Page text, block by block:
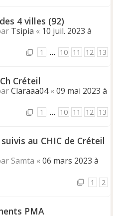
4 villes (92)
Tsipia « 10 juil. 2023 à
1 … 10 11 12 13
Créteil
Claraaa04«09 mai 2023 à
1 … 10 11 12 13
au CHIC de Créteil
Samta «06 mars 2023 à
1 2
PMA